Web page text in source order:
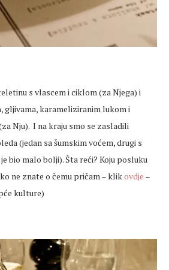
s vlascem i ciklom (za Njega) i
gljivama, karameliziranim lukom i
Nju). I na kraju smo se zasladili
(jedan sa šumskim voćem, drugi s
bio malo bolji). Šta reći? Koju posluku
ne znate o čemu pričam – klikovdje –
kulture)